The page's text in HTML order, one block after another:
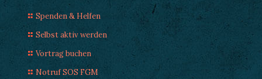
Spenden & Helfen
Selbst aktiv werden
Vortrag buchen
Notruf SOS FGM